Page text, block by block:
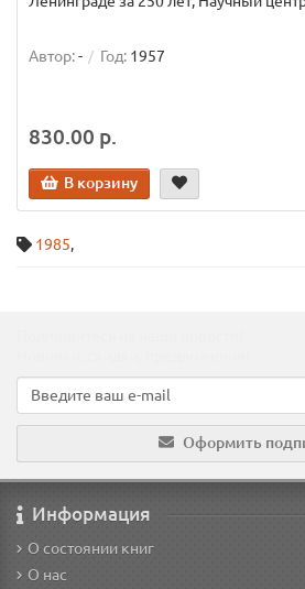
Автор:- Год: 1957
830.00 р.
В корзину
1985,
Оформить
Информация
О состоянии книг
О нас